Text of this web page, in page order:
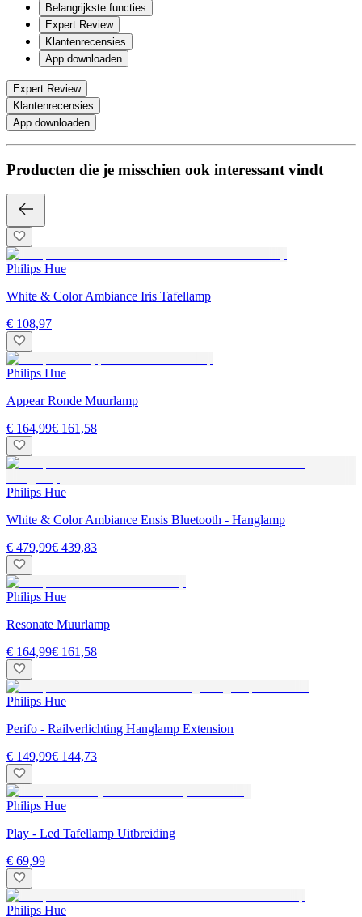
Belangrijkste functies
Expert Review
Klantenrecensies
App downloaden
Expert Review
Klantenrecensies
App downloaden
Producten die je misschien ook interessant vindt
Philips Hue
White & Color Ambiance Iris Tafellamp
€ 108,97
Philips Hue
Appear Ronde Muurlamp
€ 164,99€ 161,58
Philips Hue
White & Color Ambiance Ensis Bluetooth - Hanglamp
€ 479,99€ 439,83
Philips Hue
Resonate Muurlamp
€ 164,99€ 161,58
Philips Hue
Perifo - Railverlichting Hanglamp Extension
€ 149,99€ 144,73
Philips Hue
Play - Led Tafellamp Uitbreiding
€ 69,99
Philips Hue